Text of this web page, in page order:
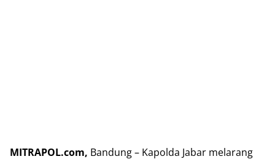
MITRAPOL.com, Bandung – Kapolda Jabar melarang